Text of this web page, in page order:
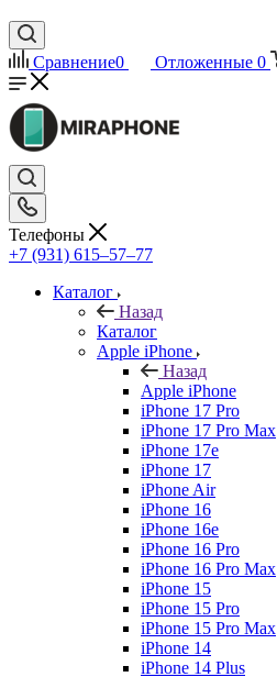
Сравнение0 Отложенные 0
Телефоны
+7 (931) 615‒57‒77
Каталог
Назад
Каталог
Apple iPhone
Назад
Apple iPhone
iPhone 17 Pro
iPhone 17 Pro Max
iPhone 17e
iPhone 17
iPhone Air
iPhone 16
iPhone 16e
iPhone 16 Pro
iPhone 16 Pro Max
iPhone 15
iPhone 15 Pro
iPhone 15 Pro Max
iPhone 14
iPhone 14 Plus